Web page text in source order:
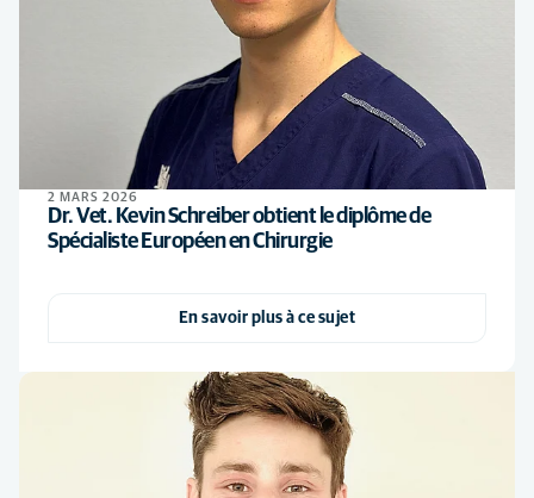
2 MARS 2026
Dr. Vet. Kevin Schreiber obtient le diplôme de
Spécialiste Européen en Chirurgie
En savoir plus à ce sujet